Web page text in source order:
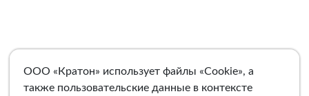
ООО «Кратон» использует файлы «Cookie», а
также пользовательские данные в контексте